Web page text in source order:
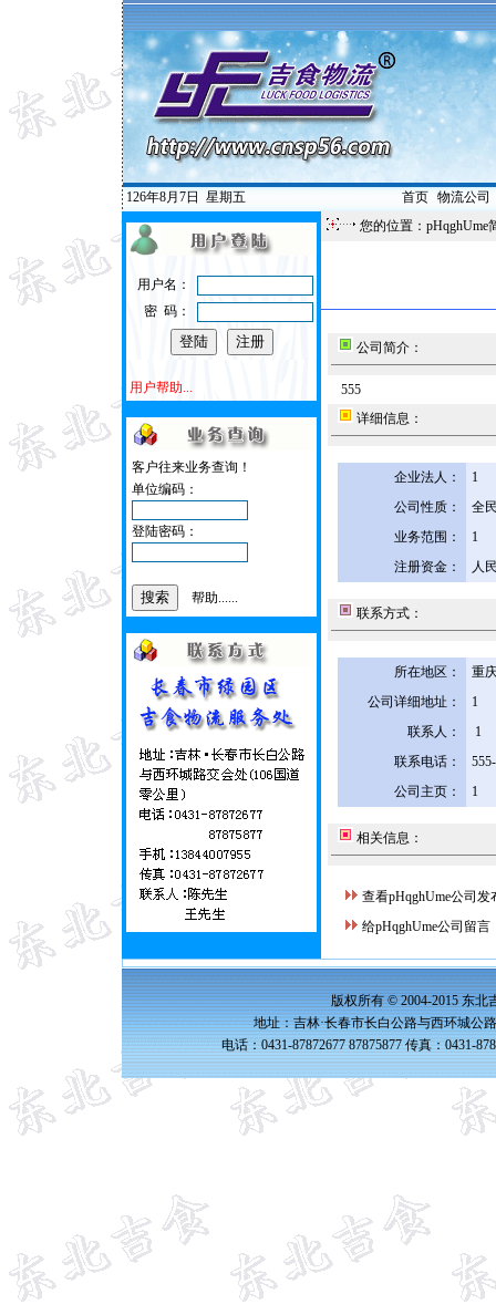
126年8月7日 星期五 首页| 物流公司
用户名：
密 码：
用户帮助...
客户往来业务查询！
单位编码：
登陆密码：
帮助......
您的位置：pHqghUme
公司简介：
555
详细信息：
企业法人：
1
公司性质：
全
业务范围：
1
注册资金：
人
联系方式：
所在地区：
重
公司详细地址：
1
联系人：
1
联系电话：
公司主页：
1
相关信息：
查看pHqghUme公司发
给pHqghUme公司留言
版权所有 © 2004-2015 东北
地址：吉林·长春市长白公路与西环城公
电话：0431-87872677 87875877 传真：0431-